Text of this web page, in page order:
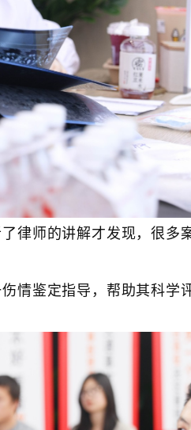
律师的讲解才发现，很多
情鉴定指导，帮助其科学